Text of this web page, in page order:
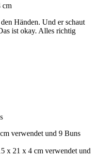
cm
Händen. Und er schaut
ist okay. Alles richtig
verwendet und 9 Buns
x 21 x 4 cm verwendet und